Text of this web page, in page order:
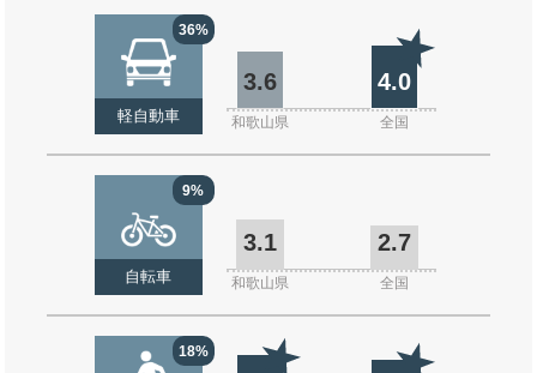
36%
軽自動車
3.6 4.0
和歌山県 全国
9%
自転車
3.1 2.7
和歌山県 全国
18%